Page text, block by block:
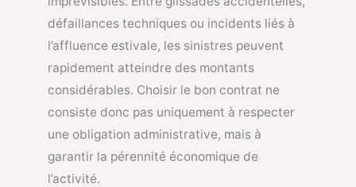
défaillances techniques ou incidents liés à
l’affluence estivale, les sinistres peuvent
rapidement atteindre des montants
considérables. Choisir le bon contrat ne
consiste donc pas uniquement à respecter
une obligation administrative, mais à
garantir la pérennité économique de
l’activité.